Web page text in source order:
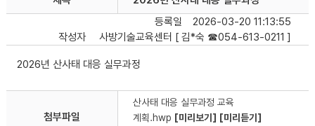
등록일
2026-03-20 11:13:55
작성자
사방기술교육센터 [ 김*숙 ☎054-613-0211 ]
2026년 산사태 대응 실무과정
첨부파일
산사태 대응 실무과정 교육
계획.hwp [미리보기]
[미리듣기]